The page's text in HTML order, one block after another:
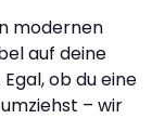
modernen
auf deine
ob du eine
– wir